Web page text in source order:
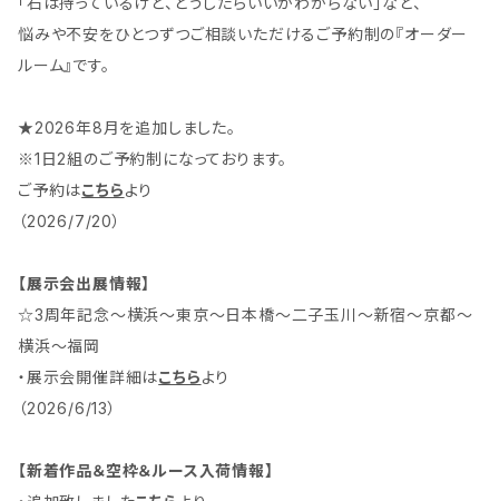
悩みや不安をひとつずつご相談いただけるご予約制の『オーダー
ルーム』です。
★2026年8月を追加しました。
※1日2組のご予約制になっております。
ご予約はこちらより
（2026/7/20）
【展示会出展情報】
☆3周年記念～横浜～東京～日本橋～二子玉川～新宿～京都～
横浜～福岡
・展示会開催詳細はこちらより
（2026/6/13）
【新着作品＆空枠＆ルース入荷情報】